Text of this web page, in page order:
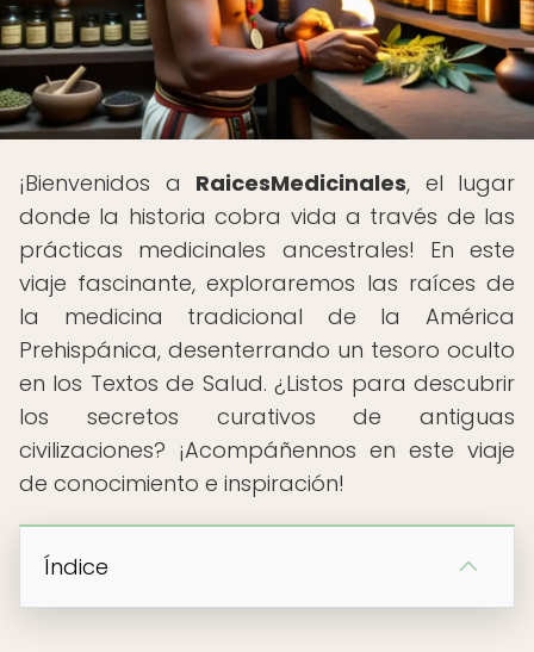
¡Bienvenidos a RaicesMedicinales, el lugar
donde la historia cobra vida a través de las
prácticas medicinales ancestrales! En este
viaje fascinante, exploraremos las raíces de
la medicina tradicional de la América
Prehispánica, desenterrando un tesoro oculto
en los Textos de Salud. ¿Listos para descubrir
los secretos curativos de antiguas
civilizaciones? ¡Acompáñennos en este viaje
de conocimiento e inspiración!
Índice